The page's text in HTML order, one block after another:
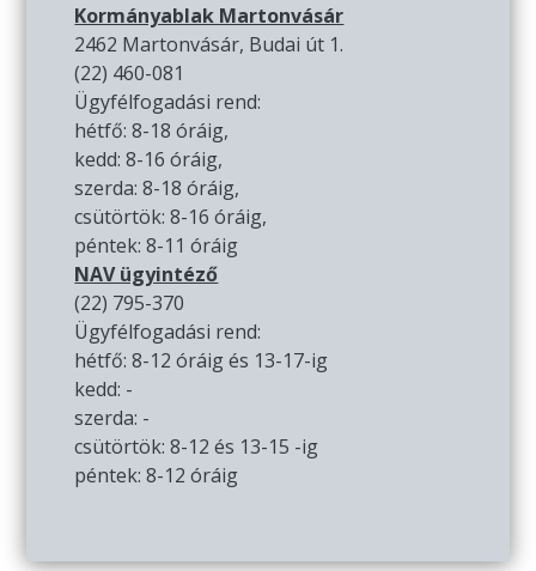
Kormányablak Martonvásár
2462 Martonvásár, Budai út 1.
(22) 460-081
Ügyfélfogadási rend:
hétfő: 8-18 óráig,
kedd: 8-16 óráig,
szerda: 8-18 óráig,
csütörtök: 8-16 óráig,
péntek: 8-11 óráig
NAV ügyintéző
(22) 795-370
Ügyfélfogadási rend:
hétfő: 8-12 óráig és 13-17-ig
kedd: -
szerda: -
csütörtök: 8-12 és 13-15 -ig
péntek: 8-12 óráig